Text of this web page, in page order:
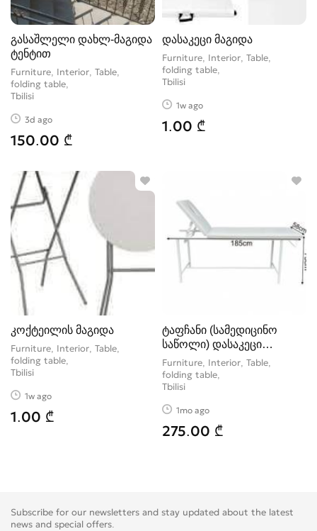
გასაშლელი დახლ-მაგიდა
ტენტით
Furniture, Interior, Table,
folding table
Tbilisi
3d ago
150.00 ₾
დასაკეცი მაგიდა
Furniture, Interior, Table,
folding table
Tbilisi
1w ago
1.00 ₾
კოქტეილის მაგიდა
Furniture, Interior, Table,
folding table
Tbilisi
1w ago
1.00 ₾
ტაფჩანი (სამედიცინო
საწოლი) დასაკეცი
ფეხებით
Furniture, Interior, Table,
folding table
Tbilisi
1mo ago
275.00 ₾
Subscribe for our newsletters and stay updated about the latest
news and special offers.